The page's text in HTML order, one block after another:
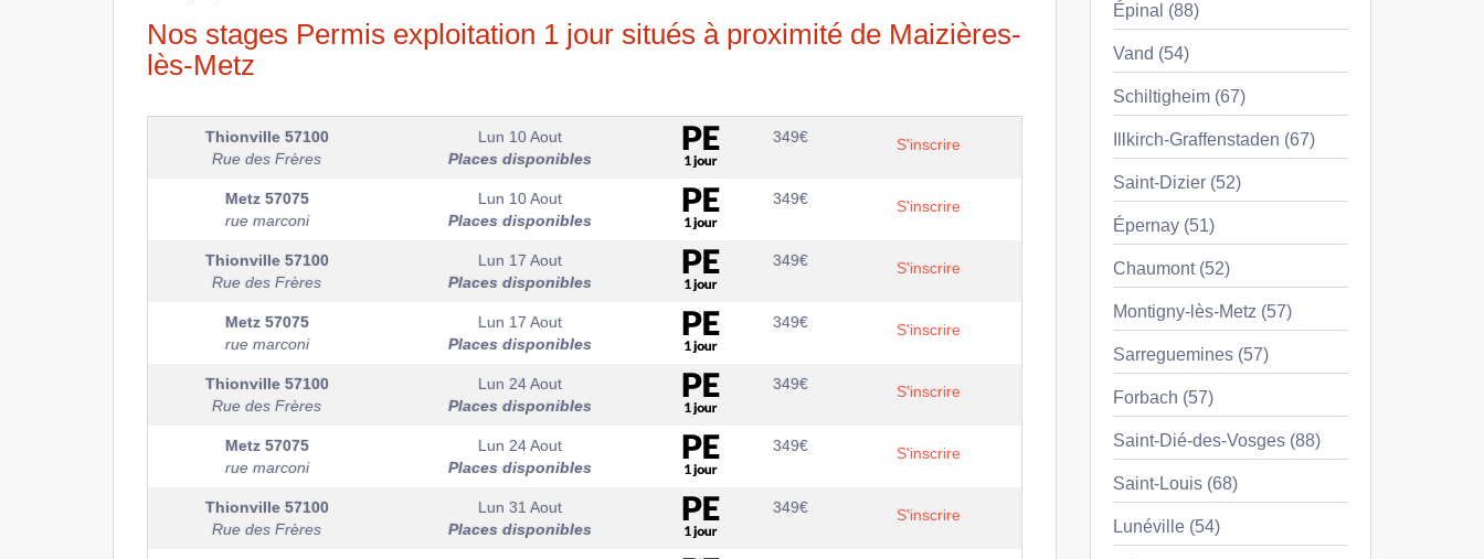
Nos stages Permis exploitation 1 jour situés à proximité de Maizières-
lès-Metz
Thionville 57100
Rue des Frères
Lun 10 Aout
Places disponibles
349€ S'inscrire
Metz 57075
rue marconi
Lun 10 Aout
Places disponibles
349€ S'inscrire
Thionville 57100
Rue des Frères
Lun 17 Aout
Places disponibles
349€ S'inscrire
Metz 57075
rue marconi
Lun 17 Aout
Places disponibles
349€ S'inscrire
Thionville 57100
Rue des Frères
Lun 24 Aout
Places disponibles
349€ S'inscrire
Metz 57075
rue marconi
Lun 24 Aout
Places disponibles
349€ S'inscrire
Thionville 57100
Rue des Frères
Lun 31 Aout
Places disponibles
349€ S'inscrire
Épinal (88)
Vand (54)
Schiltigheim (67)
Illkirch-Graffenstaden (67)
Saint-Dizier (52)
Épernay (51)
Chaumont (52)
Montigny-lès-Metz (57)
Sarreguemines (57)
Forbach (57)
Saint-Dié-des-Vosges (88)
Saint-Louis (68)
Lunéville (54)